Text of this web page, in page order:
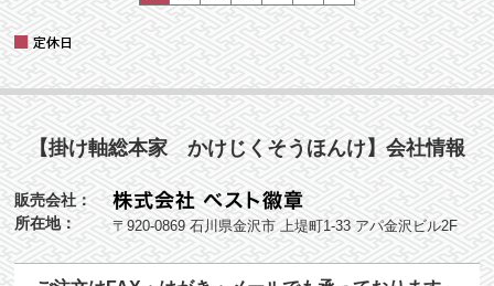
【掛け軸総本家 かけじくそうほんけ】会社情報
販売会社：
所在地：
〒920-0869 石川県金沢市 上堤町1-33 アパ金沢ビル2F